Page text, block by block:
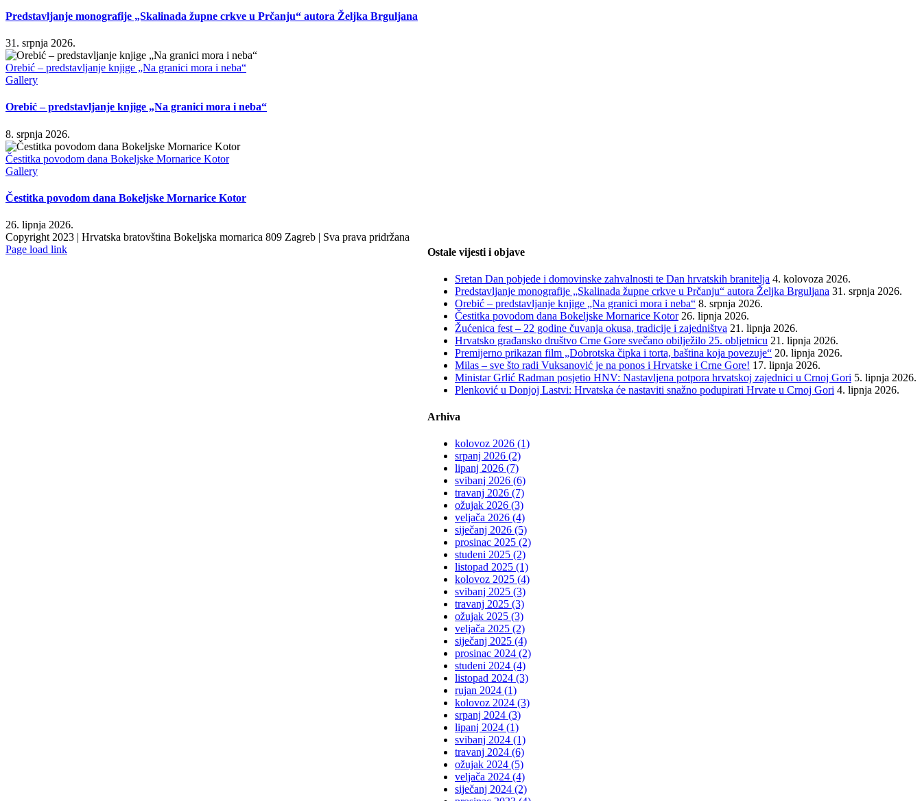
Predstavljanje monografije „Skalinada župne crkve u Prčanju“ autora Željka Brguljana
31. srpnja 2026.
Orebić – predstavljanje knjige „Na granici mora i neba“
Gallery
Orebić – predstavljanje knjige „Na granici mora i neba“
8. srpnja 2026.
Čestitka povodom dana Bokeljske Mornarice Kotor
Gallery
Čestitka povodom dana Bokeljske Mornarice Kotor
26. lipnja 2026.
Ostale vijesti i objave
Sretan Dan pobjede i domovinske zahvalnosti te Dan hrvatskih branitelja 4. kolovoza 2026.
Predstavljanje monografije „Skalinada župne crkve u Prčanju“ autora Željka Brguljana 31. srpnja 2026.
Orebić – predstavljanje knjige „Na granici mora i neba“ 8. srpnja 2026.
Čestitka povodom dana Bokeljske Mornarice Kotor 26. lipnja 2026.
Žućenica fest – 22 godine čuvanja okusa, tradicije i zajedništva 21. lipnja 2026.
Hrvatsko građansko društvo Crne Gore svečano obilježilo 25. obljetnicu 21. lipnja 2026.
Premijerno prikazan film „Dobrotska čipka i torta, baština koja povezuje“ 20. lipnja 2026.
Milas – sve što radi Vuksanović je na ponos i Hrvatske i Crne Gore! 17. lipnja 2026.
Ministar Grlić Radman posjetio HNV: Nastavljena potpora hrvatskoj zajednici u Crnoj Gori 5. lipnja 2026.
Plenković u Donjoj Lastvi: Hrvatska će nastaviti snažno podupirati Hrvate u Crnoj Gori 4. lipnja 2026.
Arhiva
kolovoz 2026 (1)
srpanj 2026 (2)
lipanj 2026 (7)
svibanj 2026 (6)
travanj 2026 (7)
ožujak 2026 (3)
veljača 2026 (4)
siječanj 2026 (5)
prosinac 2025 (2)
studeni 2025 (2)
listopad 2025 (1)
kolovoz 2025 (4)
svibanj 2025 (3)
travanj 2025 (3)
ožujak 2025 (3)
veljača 2025 (2)
siječanj 2025 (4)
prosinac 2024 (2)
studeni 2024 (4)
listopad 2024 (3)
rujan 2024 (1)
kolovoz 2024 (3)
srpanj 2024 (3)
lipanj 2024 (1)
svibanj 2024 (1)
travanj 2024 (6)
ožujak 2024 (5)
veljača 2024 (4)
siječanj 2024 (2)
Copyright 2023 | Hrvatska bratovština Bokeljska mornarica 809 Zagreb | Sva prava pridržana
Facebook
YouTube
Page load link